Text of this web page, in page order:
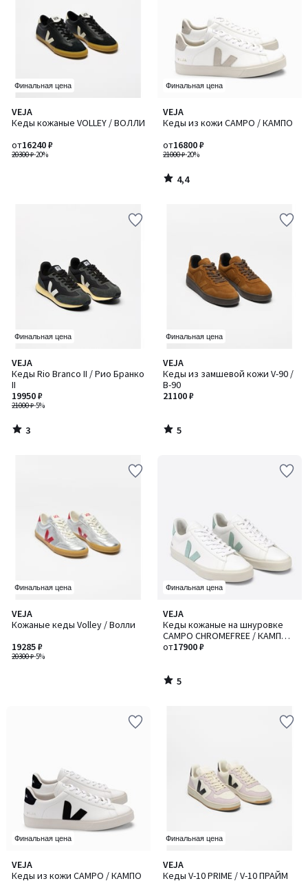
Финальная цена
VEJA
Кеды кожаные VOLLEY / ВОЛЛИ
20300 ₽-20%
от16240 ₽
Финальная цена
VEJA
Кеды из кожи CAMPO / КАМПО
21000 ₽-20%
от16800 ₽
4,4
/ 5
4,4
/
Финальная цена
VEJA
Кеды Rio Branco II / Рио Бранко
II
21000 ₽-5%
19950 ₽
3
/
3
/
Финальная цена
VEJA
Кеды из замшевой кожи V-90 /
В-90
21100 ₽
5
/
5
5
/
Финальная цена
VEJA
Кожаные кеды Volley / Волли
20300 ₽-5%
19285 ₽
Финальная цена
VEJA
Кеды кожаные на шнуровке
CAMPO CHROMEFREE / КАМПО
ХРОМФРИ
от17900 ₽
5
/
5
5
/
Финальная цена
VEJA
Кеды из кожи CAMPO / КАМПО
4,2
/ 5
Финальная цена
VEJA
Кеды V-10 PRIME / V-10 ПРАЙМ